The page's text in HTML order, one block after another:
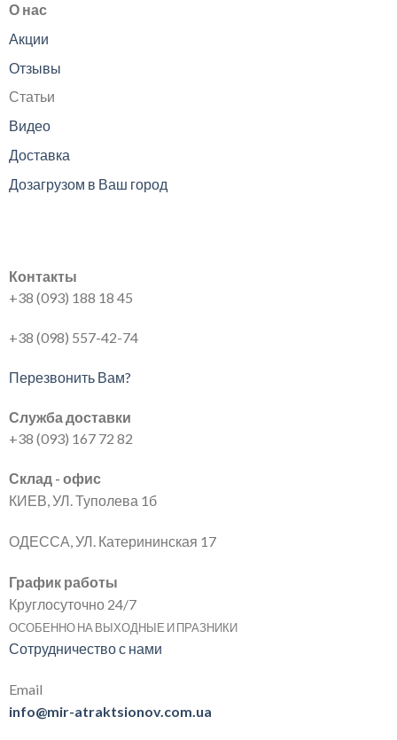
О нас
Акции
Отзывы
Статьи
Видео
Доставка
Дозагрузом в Ваш город
Контакты
+38 (093) 188 18 45
+38 (098) 557-42-74
Перезвонить Вам?
Служба доставки
+38 (093) 167 72 82
Склад - офис
КИЕВ, УЛ. Туполева 1б
ОДЕССА, УЛ. Катерининская 17
График работы
Круглосуточно 24/7
ОСОБЕННО НА ВЫХОДНЫЕ И ПРАЗНИКИ
Сотрудничество с нами
Email
info@mir-atraktsionov.com.ua